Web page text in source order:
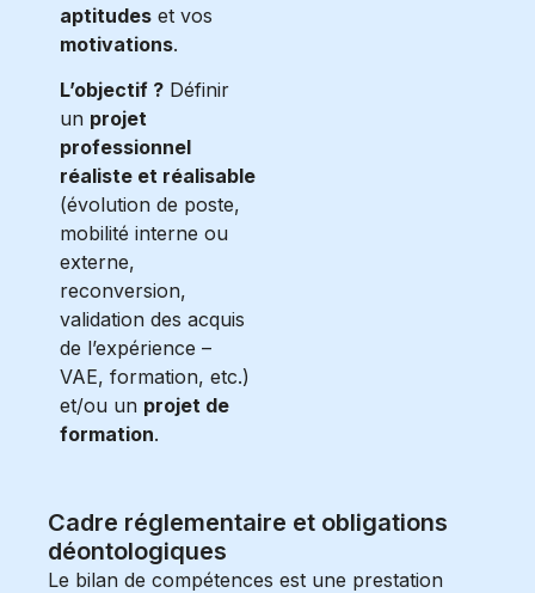
aptitudes et vos
motivations.
L’objectif ? Définir
un projet
professionnel
réaliste et réalisable
(évolution de poste,
mobilité interne ou
externe,
reconversion,
validation des acquis
de l’expérience –
VAE, formation, etc.)
et/ou un projet de
formation.
Cadre réglementaire et obligations
déontologiques
Le bilan de compétences est une prestation